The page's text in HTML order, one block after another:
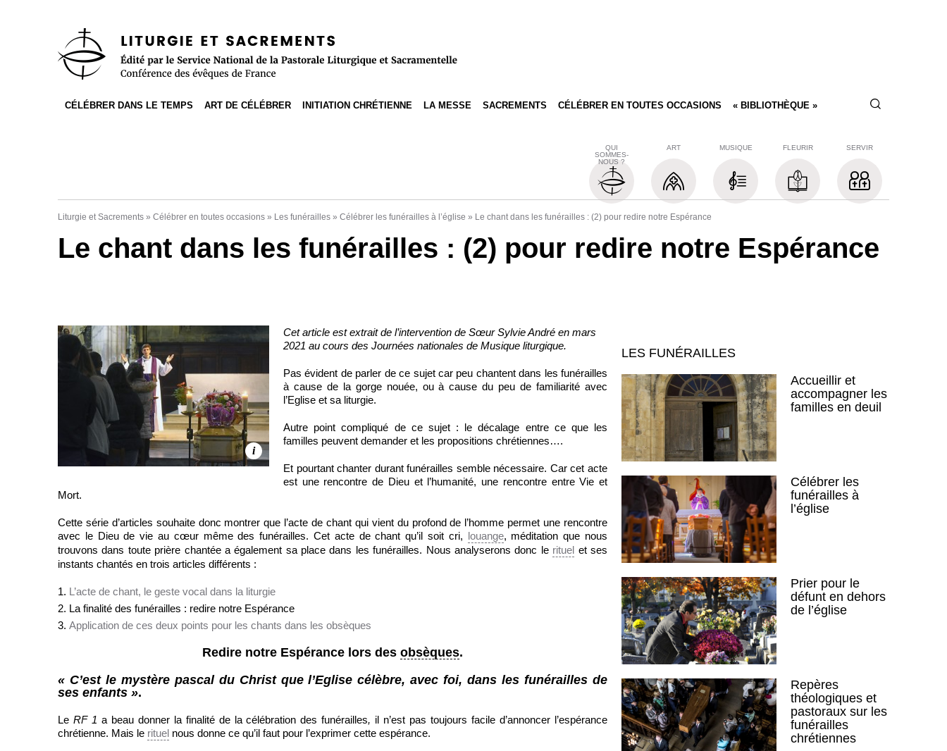
Accès direct à la recherche
CÉLÉBRER DANS LE TEMPS ART DE CÉLÉBRER INITIATION CHRÉTIENNE LA MESSE SACREMENTS CÉLÉBRER EN TOUTES OCCASIONS « BIBLIOTHÈQUE »
QUI
SOMMES-
NOUS ?
ART MUSIQUE FLEURIR SERVIR
Liturgie et Sacrements » Célébrer en toutes occasions » Les funérailles » Célébrer les funérailles à l’église » Le chant dans les funérailles : (2) pour redire notre Espérance
Le chant dans les funérailles : (2) pour redire notre Espérance
i
Cet article est extrait de l’intervention de Sœur Sylvie André en mars
2021 au cours des Journées nationales de Musique liturgique.
Pas évident de parler de ce sujet car peu chantent dans les funérailles
à cause de la gorge nouée, ou à cause du peu de familiarité avec
l’Eglise et sa liturgie.
Autre point compliqué de ce sujet : le décalage entre ce que les
familles peuvent demander et les propositions chrétiennes….
Et pourtant chanter durant funérailles semble nécessaire. Car cet acte
est une rencontre de Dieu et l’humanité, une rencontre entre Vie et
Mort.
Cette série d’articles souhaite donc montrer que l’acte de chant qui vient du profond de l’homme permet une rencontre
avec le Dieu de vie au cœur même des funérailles. Cet acte de chant qu’il soit cri, louange, méditation que nous
trouvons dans toute prière chantée a également sa place dans les funérailles. Nous analyserons donc le rituel et ses
instants chantés en trois articles différents :
L’acte de chant, le geste vocal dans la liturgie
La finalité des funérailles : redire notre Espérance
Application de ces deux points pour les chants dans les obsèques
Redire notre Espérance lors des obsèques.
« C’est le mystère pascal du Christ que l’Eglise célèbre, avec foi, dans les funérailles de
ses enfants ».
Le RF 1 a beau donner la finalité de la célébration des funérailles, il n’est pas toujours facile d’annoncer l’espérance
chrétienne. Mais le rituel nous donne ce qu’il faut pour l’exprimer cette espérance.
LES FUNÉRAILLES
Accueillir et
accompagner les
familles en deuil
Célébrer les
funérailles à
l’église
Prier pour le
défunt en dehors
de l’église
Repères
théologiques et
pastoraux sur les
funérailles
chrétiennes